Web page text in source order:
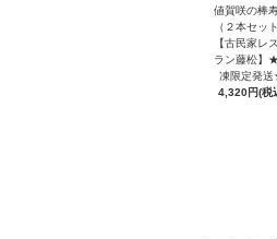
値賀咲の棒
（２本セット
【古民家レ
ラン藤松】
凍限定発
4,320円(税